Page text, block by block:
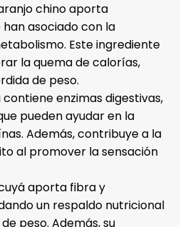
chino aporta
han asociado con la
Este ingrediente
la quema de calorías,
de peso.
contiene enzimas digestivas,
pueden ayudar en la
Además, contribuye a la
al promover la sensación
aporta fibra y
un respaldo nutricional
peso. Además, su